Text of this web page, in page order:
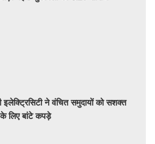
इलेक्ट्रिसिटी ने वंचित समुदायों को सशक्त
लिए बांटे कपड़े